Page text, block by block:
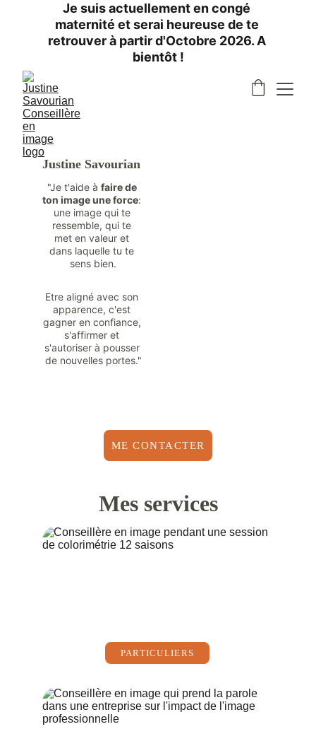
Je suis actuellement en congé
maternité et serai heureuse de te
retrouver à partir d'Octobre 2026. A
bientôt !
Justine Savourian
"Je t'aide à faire de
ton image une force:
une image qui te
ressemble, qui te
met en valeur et
dans laquelle tu te
sens bien.
Etre aligné avec son
apparence, c'est
gagner en confiance,
s'affirmer et
s'autoriser à pousser
de nouvelles portes."
Conseillère en image
ME CONTACTER
Mes services
PARTICULIERS